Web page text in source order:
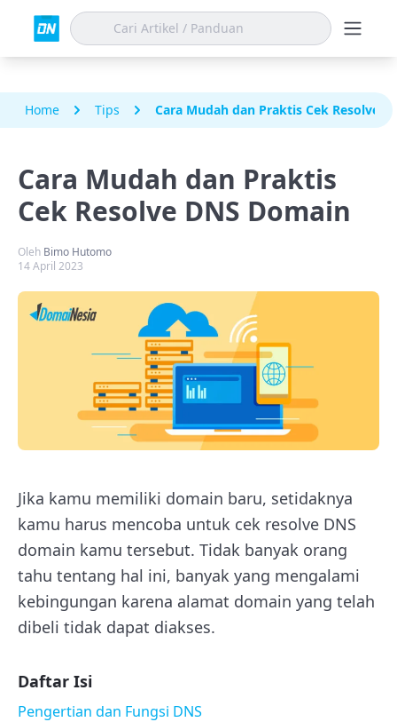
Home Tips Cara Mudah dan Praktis Cek Resolve
Cara Mudah dan Praktis
Cek Resolve DNS Domain
Oleh Bimo Hutomo
14 April 2023
Jika kamu memiliki domain baru, setidaknya
kamu harus mencoba untuk cek resolve DNS
domain kamu tersebut. Tidak banyak orang
tahu tentang hal ini, banyak yang mengalami
kebingungan karena alamat domain yang telah
dibeli tidak dapat diakses.
Daftar Isi
Pengertian dan Fungsi DNS